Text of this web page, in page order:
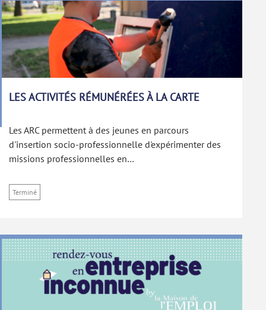
LES ACTIVITÉS RÉMUNÉRÉES À LA CARTE
Les ARC permettent à des jeunes en parcours
d'insertion socio-professionnelle d'expérimenter des
missions professionnelles en…
Terminé